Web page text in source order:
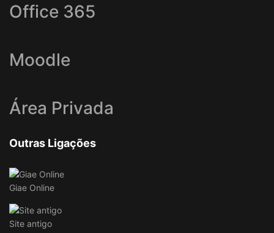
Office 365
Moodle
Área Privada
Outras Ligações
Giae Online
Site antigo